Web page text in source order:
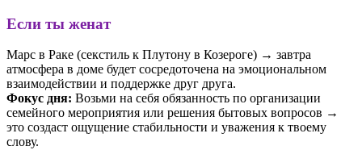
Если ты женат
Марс в Раке (секстиль к Плутону в Козероге) → завтра
атмосфера в доме будет сосредоточена на эмоциональном
взаимодействии и поддержке друг друга.
Фокус дня: Возьми на себя обязанность по организации
семейного мероприятия или решения бытовых вопросов →
это создаст ощущение стабильности и уважения к твоему
слову.